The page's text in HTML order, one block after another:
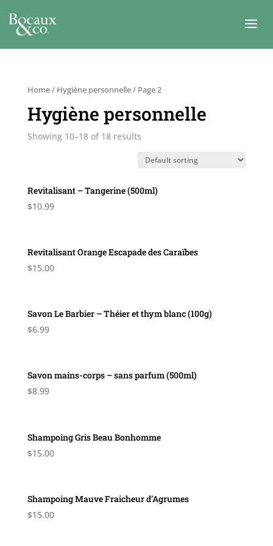
Home/ Hygiène personnelle/ Page 2
Hygiène personnelle
Showing 10–18 of 18 results
Revitalisant – Tangerine (500ml)
$10.99
Revitalisant Orange Escapade des Caraïbes
$15.00
Savon Le Barbier – Théier et thym blanc (100g)
$6.99
Savon mains-corps – sans parfum (500ml)
$8.99
Shampoing Gris Beau Bonhomme
$15.00
Shampoing Mauve Fraicheur d’Agrumes
$15.00